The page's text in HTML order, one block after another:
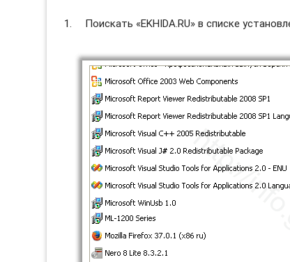
Поискать «EKHIDA.RU» в списке